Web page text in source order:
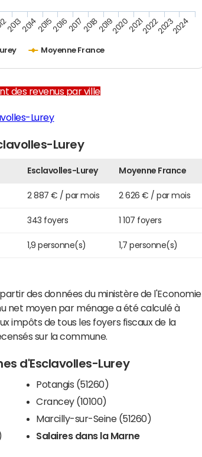
Moyenne France
201320142015201620172018201920202021202220232024
des revenus par ville
Lurey
Lurey
Esclavolles-Lurey Moyenne France
2 887 € / par mois 2 626 € / par mois
343 foyers 1 107 foyers
1,9 personne(s) 1,7 personne(s)
des données du ministère de l'Economie
net moyen par ménage a été calculé à
impôts de tous les foyers fiscaux de la
sur la commune.
d'Esclavolles-Lurey
Potangis (51260)
Crancey (10100)
Marcilly-sur-Seine (51260)
Salaires dans la Marne